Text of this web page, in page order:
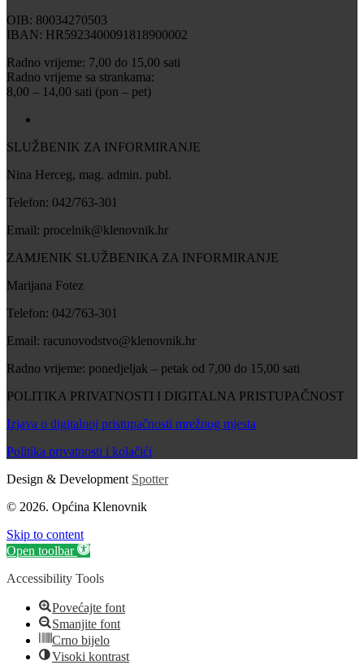
OIB: 80034270503
IBAN: HR5923400091818900002
Radno vrijeme: 7,00 do 15,00 sati
Radno vrijeme sa strankama:
8,00 – 14,00 sati (pon – pet)
SLUŽBENIK ZA INFORMIRANJE
Nina Herceg, mag. admin. publ.
Telefon: 042/763-301
Email: procelnik@klenovnik.hr
ZAMJENIK SLUŽBENIKA ZA INFORMIRANJE
Marijana Fotez
Telefon: 042/763-301
Email: racunovodstvo@klenovnik.hr
Radno vrijeme: ponedjeljak – petak od 7,00 do 15,00 sati
POLITIKA PRIVATNOSTI I DIGITALNA PRISTUPAČNOST
Izjava o digitalnoj pristupačnosti mrežnog mjesta
Politika privatnosti i kolačići
Design & Development Spotter
© 2026. Općina Klenovnik
Skip to content
Open toolbar
Accessibility Tools
Povećajte font
Smanjite font
Crno bijelo
Visoki kontrast